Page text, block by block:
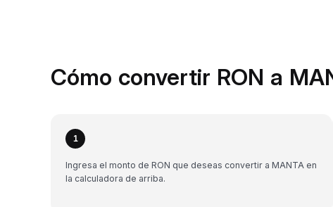
Cómo convertir RON a
1
Ingresa el monto de RON que deseas convertir a MANTA en
la calculadora de arriba.